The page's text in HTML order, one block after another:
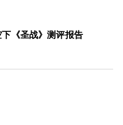
《圣战》测评报告